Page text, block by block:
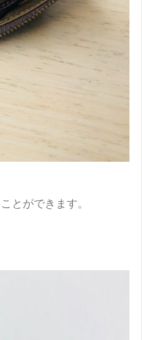
とができます。